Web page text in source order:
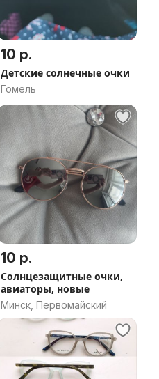
10 р.
Детские солнечные очки
Гомель
10 р.
Солнцезащитные очки,
авиаторы, новые
Минск, Первомайский